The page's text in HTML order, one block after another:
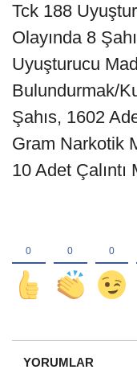
Tck 188
Olayında 8
Uyuşturucu
Bulundurmak/
Şahıs, 1602
Gram Narkotik
10 Adet Çalıntı
YORUMLAR